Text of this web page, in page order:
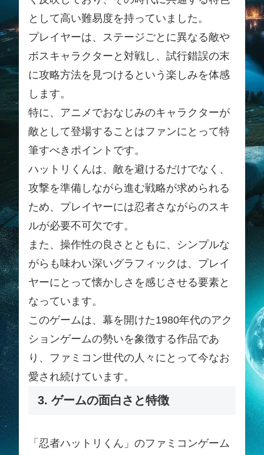
として高い難易度を持っていました。
プレイヤーは、ステージごとに異なる敵や
ボスキャラクターと対戦し、試行錯誤の末
に攻略方法を見つけるという楽しみを体感
します。
特に、アニメでおなじみのキャラクターが
敵として登場することはファンにとって特
筆すべきポイントです。
ハットリくんは、敵を避けるだけでなく、
攻撃を準備しながら進む戦略が求められる
ため、プレイヤーには忍者さながらのスキ
ルが必要不可欠です。
また、操作性の良さとともに、シンプルな
がらも味わい深いグラフィックは、プレイ
ヤーにとって懐かしさを感じさせる要素と
なっています。
このゲームは、幕を開けた1980年代のアク
ションゲームの勢いを象徴する作品であ
り、ファミコン世代の人々にとって今なお
愛され続けています。
3. ゲームの面白さと特徴
「忍者ハットリくん」のファミコンゲーム